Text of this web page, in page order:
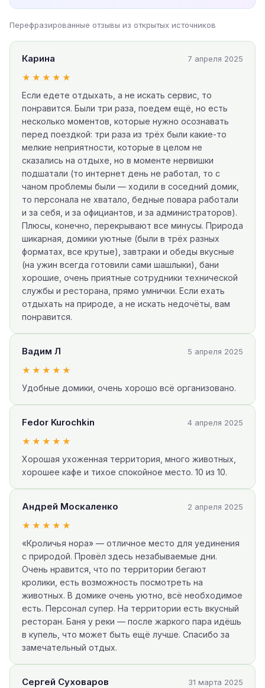
Перефразированные отзывы из открытых источников
Карина 7 апреля 2025
★★★★★
Если едете отдыхать, а не искать сервис, то
понравится. Были три раза, поедем ещё, но есть
несколько моментов, которые нужно осознавать
перед поездкой: три раза из трёх были какие-то
мелкие неприятности, которые в целом не
сказались на отдыхе, но в моменте нервишки
подшатали (то интернет день не работал, то с
чаном проблемы были — ходили в соседний домик,
то персонала не хватало, бедные повара работали
и за себя, и за официантов, и за администраторов).
Плюсы, конечно, перекрывают все минусы. Природа
шикарная, домики уютные (были в трёх разных
форматах, все крутые), завтраки и обеды вкусные
(на ужин всегда готовили сами шашлыки), бани
хорошие, очень приятные сотрудники технической
службы и ресторана, прямо умнички. Если ехать
отдыхать на природе, а не искать недочёты, вам
понравится.
Вадим Л 5 апреля 2025
★★★★★
Удобные домики, очень хорошо всё организовано.
Fedor Kurochkin 4 апреля 2025
★★★★★
Хорошая ухоженная территория, много животных,
хорошее кафе и тихое спокойное место. 10 из 10.
Андрей Москаленко 2 апреля 2025
★★★★★
«Кроличья нора» — отличное место для уединения
с природой. Провёл здесь незабываемые дни.
Очень нравится, что по территории бегают
кролики, есть возможность посмотреть на
животных. В домике очень уютно, всё необходимое
есть. Персонал супер. На территории есть вкусный
ресторан. Баня у реки — после жаркого пара идёшь
в купель, что может быть ещё лучше. Спасибо за
замечательный отдых.
Сергей Суховаров 31 марта 2025